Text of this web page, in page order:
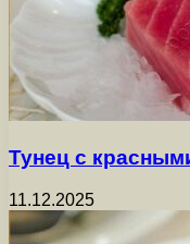
Тунец с
11.12.2025